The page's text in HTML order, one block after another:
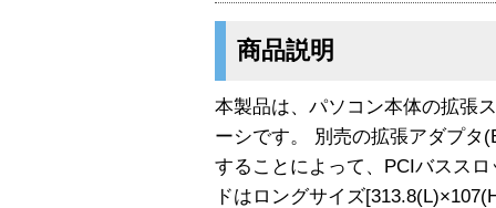
商品説明
本製品は、パソコン本体の拡張
ーシです。 別売の拡張アダプタ
することによって、PCIバスス
ドはロングサイズ